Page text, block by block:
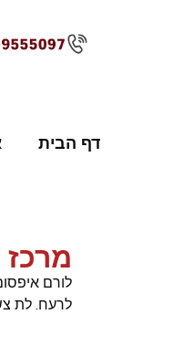
דף הבית
לורם
לרעח. לת